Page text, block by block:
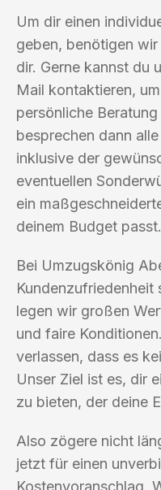
Um dir einen
geben, benötigen
dir. Gerne kannst du
Mail kontaktieren,
persönliche
besprechen dann
inklusive der
eventuellen
ein
deinem Budget passt.
Bei Umzugskönig
Kundenzufriedenheit
legen wir großen
und faire
verlassen, dass es
Unser Ziel ist es, dir
zu bieten, der deine
Also zögere nicht
jetzt für einen
Kostenvoranschlag.